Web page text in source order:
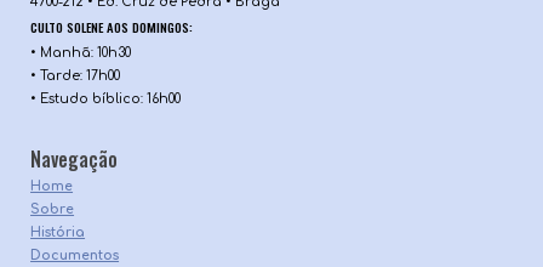
CULTO SOLENE AOS DOMINGOS:
• M anhã: 10h30
•
arde:17h00
• Estudo bíblico: 1 6h00
Navegação
Home
Sobre
História
Documentos